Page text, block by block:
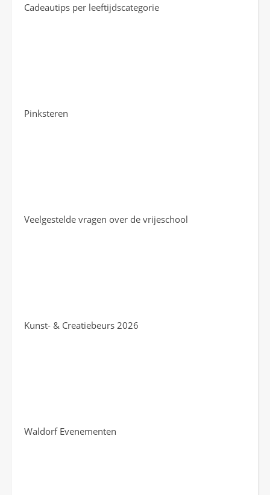
Cadeautips per leeftijdscategorie
Pinksteren
Veelgestelde vragen over de vrijeschool
Kunst- & Creatiebeurs 2026
Waldorf Evenementen